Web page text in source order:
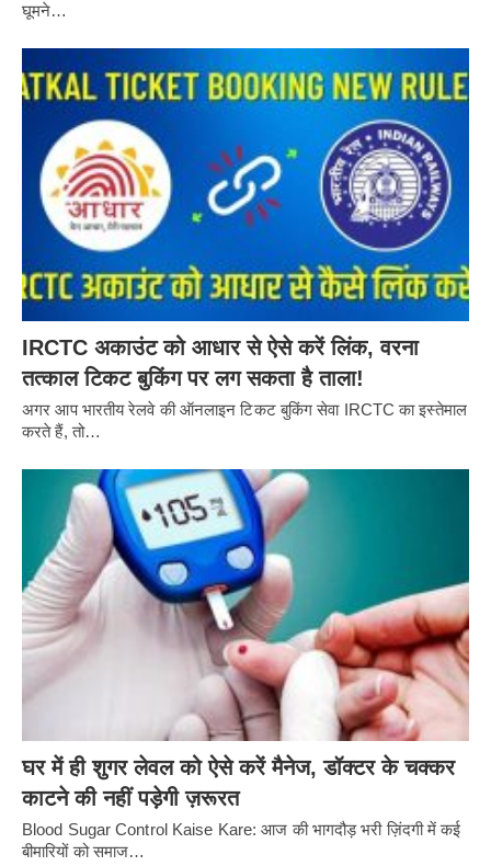
घूमने…
IRCTC अकाउंट को आधार से ऐसे करें लिंक, वरना
तत्काल टिकट बुकिंग पर लग सकता है ताला!
अगर आप भारतीय रेलवे की ऑनलाइन टिकट बुकिंग सेवा IRCTC का इस्तेमाल
करते हैं, तो…
घर में ही शुगर लेवल को ऐसे करें मैनेज, डॉक्टर के चक्कर
काटने की नहीं पड़ेगी ज़रूरत
Blood Sugar Control Kaise Kare: आज की भागदौड़ भरी ज़िंदगी में कई
बीमारियों को समाज…